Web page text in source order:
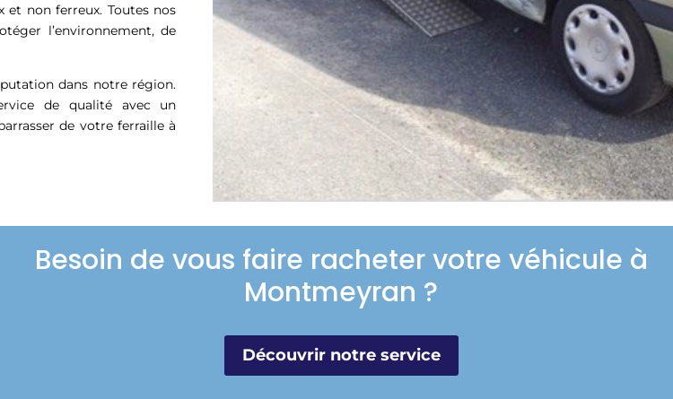
non ferreux. Toutes nos
l’environnement, de
dans notre région.
de qualité avec un
de votre ferraille à
Besoin de vous faire racheter votre véhicule à
Montmeyran ?
Découvrir notre service